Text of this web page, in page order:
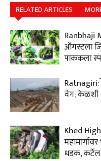
RELATED ARTICLES
Ranbhaji
ऑगस्टला
पाककला
Ratnagiri:
वेग; केळशी
Khed
धडक,